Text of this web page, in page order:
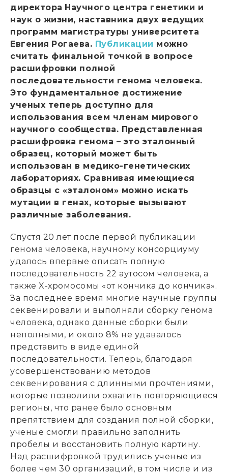
директора Научного центра генетики и
наук о жизни, наставника двух ведущих
программ магистратуры университета
Евгения Рогаева. Публикации можно
считать финальной точкой в вопросе
расшифровки полной
последовательности генома человека.
Это фундаментальное достижение
ученых теперь доступно для
использования всем членам мирового
научного сообщества. Представленная
расшифровка генома – это эталонный
образец, который может быть
использован в медико-генетических
лабораториях. Сравнивая имеющиеся
образцы с «эталоном» можно искать
мутации в генах, которые вызывают
различные заболевания.
Спустя 20 лет после первой публикации
генома человека, научному консорциуму
удалось впервые описать полную
последовательность 22 аутосом человека, а
также X-хромосомы «от кончика до кончика».
За последнее время многие научные группы
секвенировали и выполняли сборку генома
человека, однако данные сборки были
неполными, и около 8% не удавалось
представить в виде единой
последовательности. Теперь, благодаря
усовершенствованию методов
секвенирования с длинными прочтениями,
которые позволили охватить повторяющиеся
регионы, что ранее было основным
препятствием для создания полной сборки,
ученые смогли правильно заполнить
пробелы и восстановить полную картину.
Над расшифровкой трудились ученые из
более чем 30 организаций, в том числе и из